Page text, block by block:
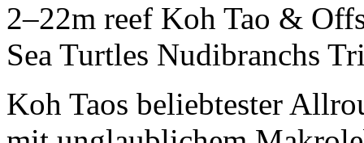
2–22m reef Koh Tao &
Sea Turtles Nudibranchs
Koh Taos beliebtester